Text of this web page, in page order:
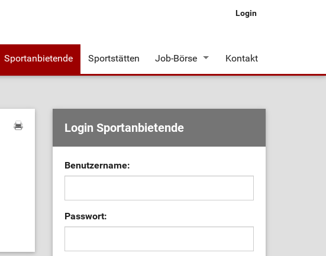
Login
Sportanbietende Sportstätten Job-Börse Kontakt
Login Sportanbietende
Benutzername:
Passwort: